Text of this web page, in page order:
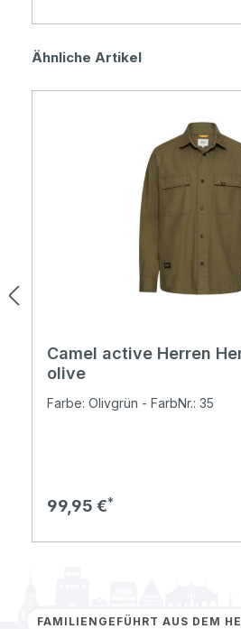
Produktgalerie überspringen
Ähnliche Artikel
Camel active Herren
olive
Farbe: Olivgrün - FarbNr.: 35
Regulärer Preis:
99,95 €
FAMILIENGEFÜHRT AUS DEM